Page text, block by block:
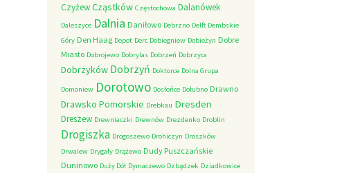
CzyżewCząstków Częstochowa Dalanówek
Daleszyce Dalnia Daniłowo Debrzno Delft Dembskie
Góry Den Haag Depot Derc Dobiegniew Dobieżyn Dobre
Miasto Dobrojewo Dobrylas Dobrzeń Dobrzyca
Dobrzyków Dobrzyń Doktorce Dolna Grupa
Domaniew Dorotowo Dosłońce Dołubno Drawno
Drawsko Pomorskie Drebkau Dresden
Dreszew Drewniaczki Drewnów Drezdenko Droblin
Drogiszka Drogoszewo Drohiczyn Droszków
Drwalew Drygały Drążewo Dudy Puszczańskie
Duninowo Duży Dół Dymaczewo Dzbądzek Dziadkowice